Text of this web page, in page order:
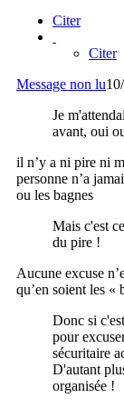
Citer
Citer
Message non lu
Je
avant, oui
il n’y a ni pire ni
personne n’a
ou les bagnes
Mais c'est
du pire !
Aucune excuse
qu’en soient les «
Donc si
pour
sécuritaire
D'autant
organisée !